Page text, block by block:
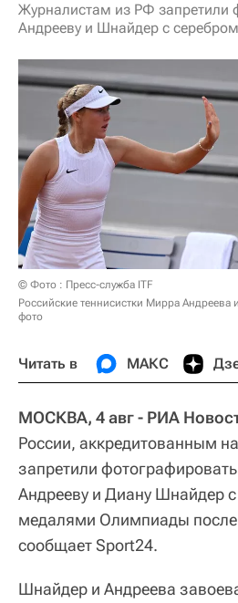
Журналистам из РФ запретили
Андрееву и Шнайдер с
© Фото : Пресс-служба ITF
Российские теннисистки Мирра
фото
Читать в МАКС
МОСКВА, 4 авг - РИА
России, аккредитованным
запретили
Андрееву и Диану Шнайдер
медалями Олимпиады
сообщает Sport24.
Шнайдер и Андреева